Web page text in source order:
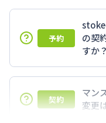
予約
の契
すか？
7日以上からのご契
のご契約期間の地
合わせください。
契約
マン
変更